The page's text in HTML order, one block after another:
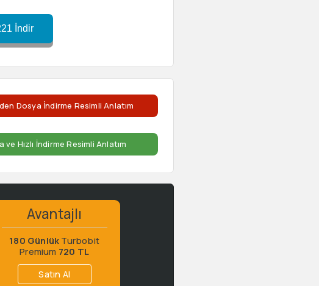
İndir
Dosya İndirme Resimli Anlatım
ve Hızlı İndirme Resimli Anlatım
Avantajlı
180 Günlük Turbobit
Premium 720 TL
Satın Al